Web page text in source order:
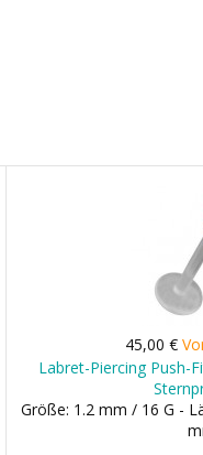
45,00 €
Labret-Piercing Push-
Größe: 1.2 mm / 16 G -